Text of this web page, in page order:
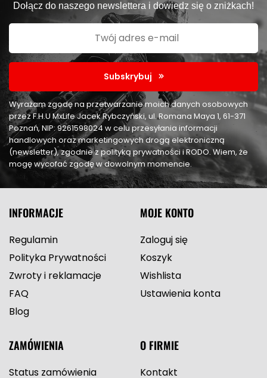
Dołącz do naszego newslettera i dowiedz się o zniżkach!
Subskrybuj
Wyrażam zgodę na przetwarzanie moich danych osobowych
przez F.H.U MxLife Jacek Rybczyński, ul. Romana Maya 1, 61-371
Poznań, NIP: 9261598024 w celu przesyłania informacji
handlowych oraz marketingowych drogą elektroniczną
(newsletter), zgodnie z polityką prywatności i RODO. Wiem, że
mogę wycofać zgodę w dowolnym momencie.
INFORMACJE
Regulamin
Polityka Prywatności
Zwroty i reklamacje
FAQ
Blog
MOJE KONTO
Zaloguj się
Koszyk
Wishlista
Ustawienia konta
ZAMÓWIENIA
Status zamówienia
O FIRMIE
Kontakt